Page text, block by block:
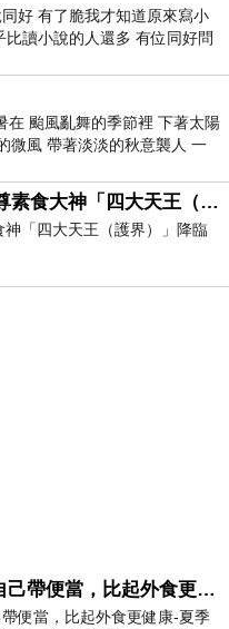
好 有了脆我才知道原來寫小
比讀小說的人還多 有位同好問
麼高中文學獎的
颱風亂舞的季節裡 下著太陽
微風 帶著淡淡的秋意襲人 一
2026.7.10，第79、80、81、82尊素食大神「四大天王（護界）」降臨寶島台灣（6）
「四大天王（護界）」降臨
中午吃什麼？自己帶便當，比起外食更健康-夏季日常。(舞動馬尾廚房)
便當，比起外食更健康-夏季